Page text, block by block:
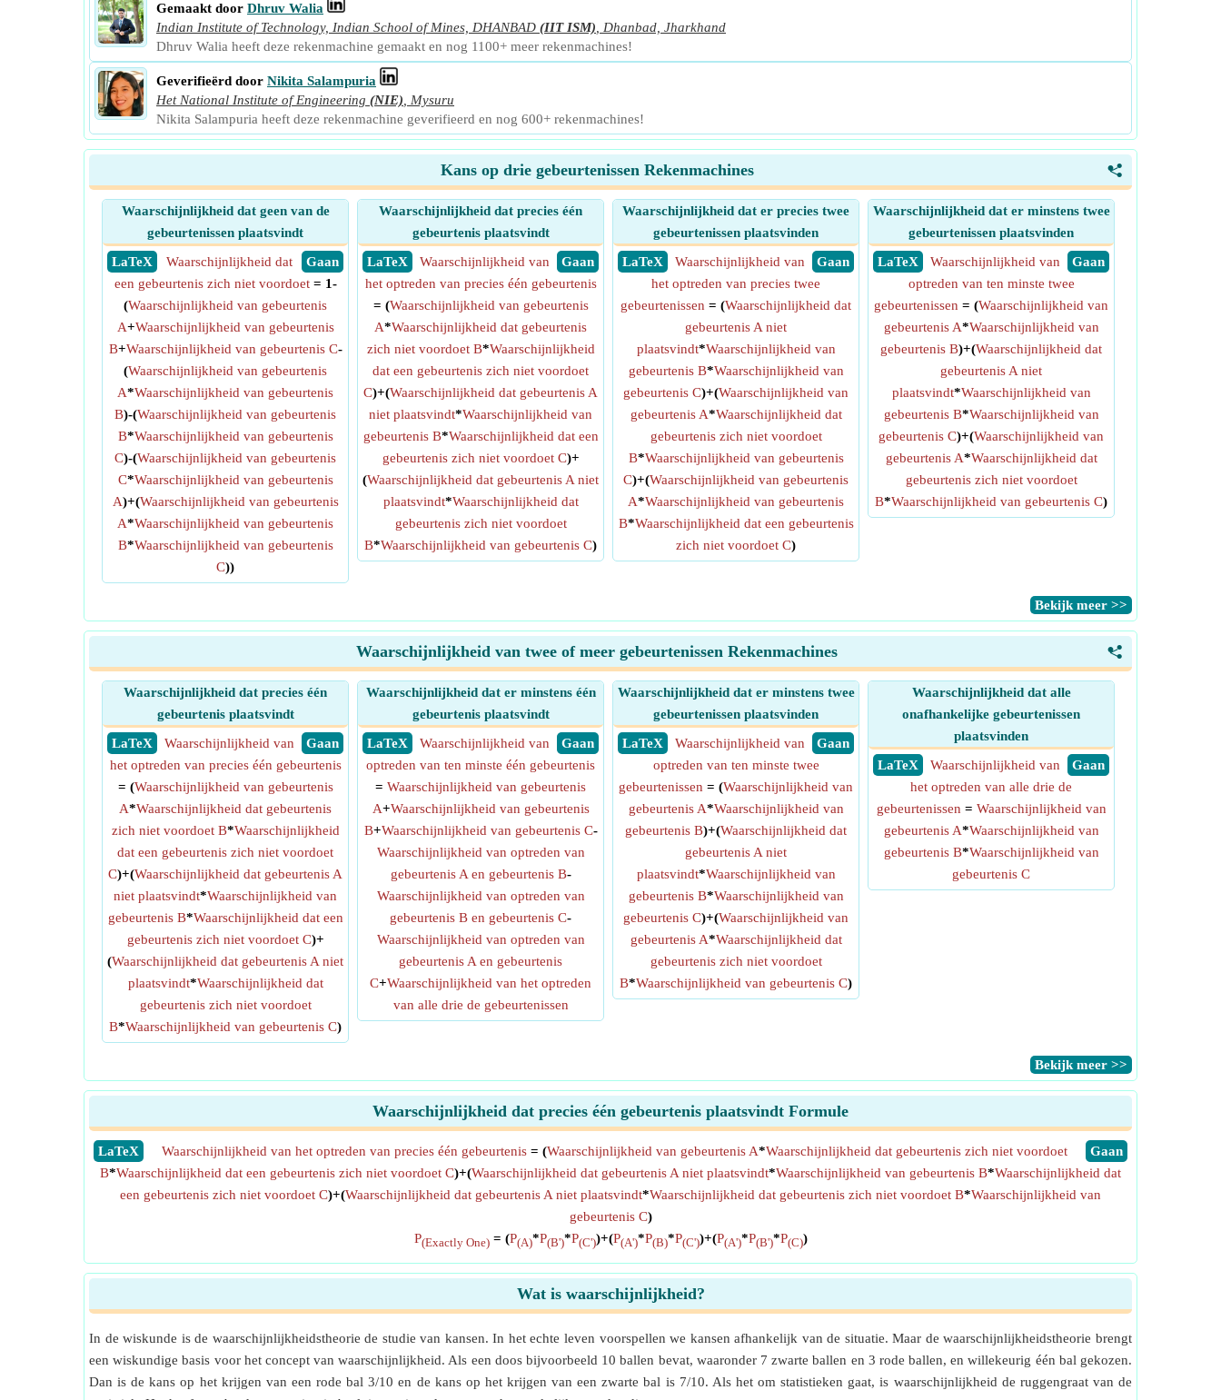
Gemaakt door Dhruv Walia
Indian Institute of Technology, Indian School of Mines, DHANBAD (IIT ISM)
Dhanbad, Jharkhand
Dhruv Walia heeft deze rekenmachine gemaakt en nog 1100+ meer rekenmachines!
Geverifieërd door Nikita Salampuria
Het National Institute of Engineering (NIE)
Mysuru
Nikita Salampuria heeft deze rekenmachine geverifieerd en nog 600+ rekenmachines!
<
Kans op drie gebeurtenissen Rekenmachines
Waarschijnlijkheid dat geen van de
gebeurtenissen plaatsvindt
​ LaTeX
​ Gaan
Waarschijnlijkheid dat
een gebeurtenis zich niet voordoet= 1-
(Waarschijnlijkheid van gebeurtenis
A+Waarschijnlijkheid van gebeurtenis
B+Waarschijnlijkheid van gebeurtenis C-
(Waarschijnlijkheid van gebeurtenis
A*Waarschijnlijkheid van gebeurtenis
B)-(Waarschijnlijkheid van gebeurtenis
B*Waarschijnlijkheid van gebeurtenis
C)-(Waarschijnlijkheid van gebeurtenis
C*Waarschijnlijkheid van gebeurtenis
A)+(Waarschijnlijkheid van gebeurtenis
A*Waarschijnlijkheid van gebeurtenis
B*Waarschijnlijkheid van gebeurtenis
C))
Waarschijnlijkheid dat precies één
gebeurtenis plaatsvindt
​ LaTeX
​ Gaan
Waarschijnlijkheid van
het optreden van precies één gebeurtenis
= (Waarschijnlijkheid van gebeurtenis
A*Waarschijnlijkheid dat gebeurtenis
zich niet voordoet B*Waarschijnlijkheid
dat een gebeurtenis zich niet voordoet
C)+(Waarschijnlijkheid dat gebeurtenis A
niet plaatsvindt*Waarschijnlijkheid van
gebeurtenis B*Waarschijnlijkheid dat een
gebeurtenis zich niet voordoet C)+
(Waarschijnlijkheid dat gebeurtenis A niet
plaatsvindt*Waarschijnlijkheid dat
gebeurtenis zich niet voordoet
B*Waarschijnlijkheid van gebeurtenis C)
Waarschijnlijkheid dat er precies twee
gebeurtenissen plaatsvinden
​ LaTeX
​ Gaan
Waarschijnlijkheid van
het optreden van precies twee
gebeurtenissen = (Waarschijnlijkheid dat
gebeurtenis A niet
plaatsvindt*Waarschijnlijkheid van
gebeurtenis B*Waarschijnlijkheid van
gebeurtenis C)+(Waarschijnlijkheid van
gebeurtenis A*Waarschijnlijkheid dat
gebeurtenis zich niet voordoet
B*Waarschijnlijkheid van gebeurtenis
C)+(Waarschijnlijkheid van gebeurtenis
A*Waarschijnlijkheid van gebeurtenis
B*Waarschijnlijkheid dat een gebeurtenis
zich niet voordoet C)
Waarschijnlijkheid dat er minstens twee
gebeurtenissen plaatsvinden
​ LaTeX
​ Gaan
Waarschijnlijkheid van
optreden van ten minste twee
gebeurtenissen = (Waarschijnlijkheid van
gebeurtenis A*Waarschijnlijkheid van
gebeurtenis B)+(Waarschijnlijkheid dat
gebeurtenis A niet
plaatsvindt*Waarschijnlijkheid van
gebeurtenis B*Waarschijnlijkheid van
gebeurtenis C)+(Waarschijnlijkheid van
gebeurtenis A*Waarschijnlijkheid dat
gebeurtenis zich niet voordoet
B*Waarschijnlijkheid van gebeurtenis C)
​Bekijk meer >>
<
Waarschijnlijkheid van twee of meer gebeurtenissen Rekenmachines
Waarschijnlijkheid dat precies één
gebeurtenis plaatsvindt
​ LaTeX
​ Gaan
Waarschijnlijkheid van
het optreden van precies één gebeurtenis
= (Waarschijnlijkheid van gebeurtenis
A*Waarschijnlijkheid dat gebeurtenis
zich niet voordoet B*Waarschijnlijkheid
dat een gebeurtenis zich niet voordoet
C)+(Waarschijnlijkheid dat gebeurtenis A
niet plaatsvindt*Waarschijnlijkheid van
gebeurtenis B*Waarschijnlijkheid dat een
gebeurtenis zich niet voordoet C)+
(Waarschijnlijkheid dat gebeurtenis A niet
plaatsvindt*Waarschijnlijkheid dat
gebeurtenis zich niet voordoet
B*Waarschijnlijkheid van gebeurtenis C)
Waarschijnlijkheid dat er minstens één
gebeurtenis plaatsvindt
​ LaTeX
​ Gaan
Waarschijnlijkheid van
optreden van ten minste één gebeurtenis
= Waarschijnlijkheid van gebeurtenis
A+Waarschijnlijkheid van gebeurtenis
B+Waarschijnlijkheid van gebeurtenis C-
Waarschijnlijkheid van optreden van
gebeurtenis A en gebeurtenis B-
Waarschijnlijkheid van optreden van
gebeurtenis B en gebeurtenis C-
Waarschijnlijkheid van optreden van
gebeurtenis A en gebeurtenis
C+Waarschijnlijkheid van het optreden
van alle drie de gebeurtenissen
Waarschijnlijkheid dat er minstens twee
gebeurtenissen plaatsvinden
​ LaTeX
​ Gaan
Waarschijnlijkheid van
optreden van ten minste twee
gebeurtenissen = (Waarschijnlijkheid van
gebeurtenis A*Waarschijnlijkheid van
gebeurtenis B)+(Waarschijnlijkheid dat
gebeurtenis A niet
plaatsvindt*Waarschijnlijkheid van
gebeurtenis B*Waarschijnlijkheid van
gebeurtenis C)+(Waarschijnlijkheid van
gebeurtenis A*Waarschijnlijkheid dat
gebeurtenis zich niet voordoet
B*Waarschijnlijkheid van gebeurtenis C)
Waarschijnlijkheid dat alle
onafhankelijke gebeurtenissen
plaatsvinden
​ LaTeX
​ Gaan
Waarschijnlijkheid van
het optreden van alle drie de
gebeurtenissen = Waarschijnlijkheid van
gebeurtenis A*Waarschijnlijkheid van
gebeurtenis B*Waarschijnlijkheid van
gebeurtenis C
​Bekijk meer >>
Waarschijnlijkheid dat precies één gebeurtenis plaatsvindt Formule
​LaTeX ​Gaan
Waarschijnlijkheid van het optreden van precies één gebeurtenis = (Waarschijnlijkheid van gebeurtenis A*Waarschijnlijkheid dat gebeurtenis zich niet voordoet
B*Waarschijnlijkheid dat een gebeurtenis zich niet voordoet C)+(Waarschijnlijkheid dat gebeurtenis A niet plaatsvindt*Waarschijnlijkheid van gebeurtenis B*Waarschijnlijkheid dat
een gebeurtenis zich niet voordoet C)+(Waarschijnlijkheid dat gebeurtenis A niet plaatsvindt*Waarschijnlijkheid dat gebeurtenis zich niet voordoet B*Waarschijnlijkheid van
gebeurtenis C)
P(Exactly One)= (P(A)*P(B')*P(C'))+(P(A')*P(B)*P(C'))+(P(A')*P(B')*P(C))
Wat is waarschijnlijkheid?
In de wiskunde is de waarschijnlijkheidstheorie de studie van kansen. In het echte leven voorspellen we kansen afhankelijk van de situatie. Maar de waarschijnlijkheidstheorie brengt
een wiskundige basis voor het concept van waarschijnlijkheid. Als een doos bijvoorbeeld 10 ballen bevat, waaronder 7 zwarte ballen en 3 rode ballen, en willekeurig één bal gekozen.
Dan is de kans op het krijgen van een rode bal 3/10 en de kans op het krijgen van een zwarte bal is 7/10. Als het om statistieken gaat, is waarschijnlijkheid de ruggengraat van de